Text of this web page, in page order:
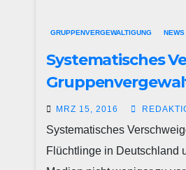
GRUPPENVERGEWALTIGUNG NEWS
Systematisches
MRZ 15, 2016
Systematisches
Flüchtlinge in Deutschland